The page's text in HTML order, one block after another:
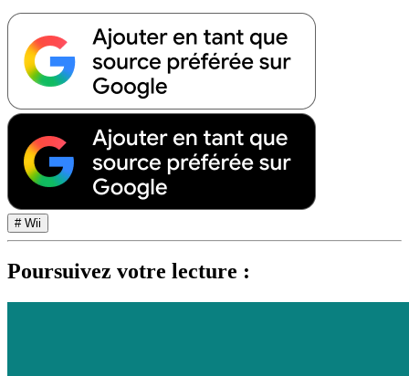
# Wii
Poursuivez votre lecture :